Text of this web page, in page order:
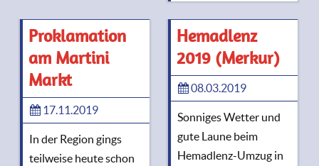
Proklamation
am Martini
Markt
17.11.2019
In der Region gings
teilweise heute schon
Hemadlenz
2019 (Merkur)
08.03.2019
Sonniges Wetter und
gute Laune beim
Hemadlenz-Umzug in